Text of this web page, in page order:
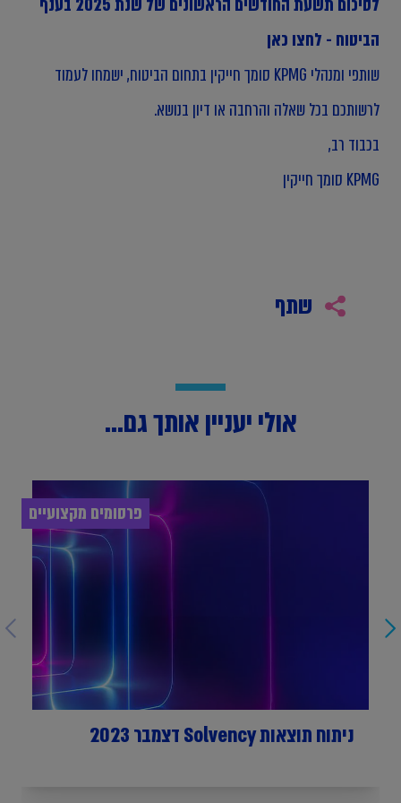
לסיכום תשעת החודשים הראשונים של שנת 2025 בענף
הביטוח - לחצו כאן
שותפי ומנהלי KPMG סומך חייקין בתחום הביטוח,
ישמחו לעמוד
לרשותכם בכל שאלה והרחבה או דיון בנושא.
בכבוד רב,
KPMG סומך חייקין
שתף
אולי יעניין אותך גם...
פרסומים מקצועיים
ניתוח תוצאות Solvency דצמבר 2023